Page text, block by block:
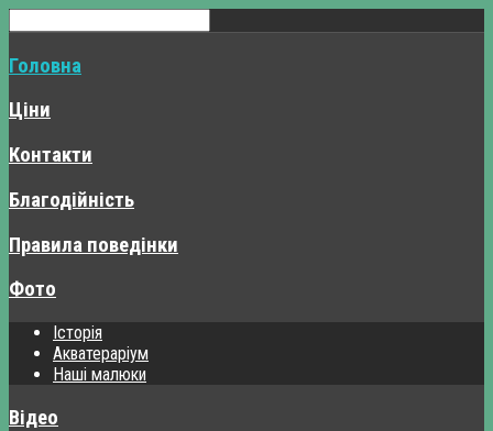
Головна
Ціни
Контакти
Благодійність
Правила поведінки
Фото
Історія
Акватераріум
Наші малюки
Відео